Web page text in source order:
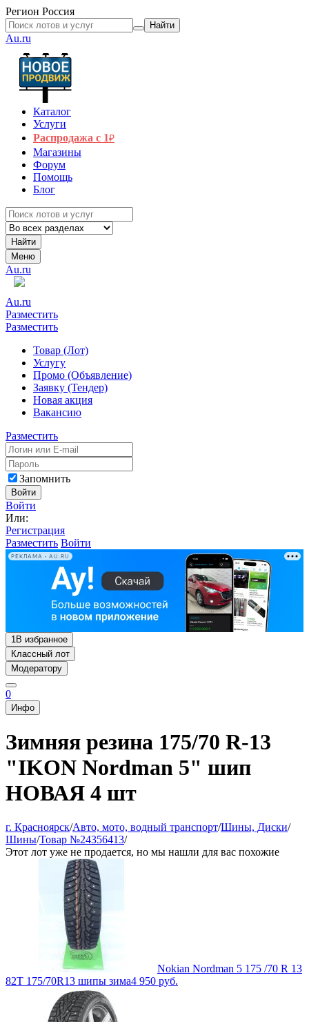
Регион Россия
Найти
Au.ru
Каталог
Услуги
Распродажа с 1₽
Магазины
Форум
Помощь
Блог
Найти
Меню
Au.ru
Au.ru
Разместить
Разместить
Товар (Лот)
Услугу
Промо (Объявление)
Заявку (Тендер)
Новая акция
Вакансию
Разместить
Запомнить
Войти
Войти
Или:
Регистрация
Разместить Войти
РЕКЛАМА • AU.RU
1В избранное
Классный лот
Модератору
0
Инфо
Зимняя резина 175/70 R-13
"IKON Nordman 5" шип
НОВАЯ 4 шт
г. Красноярск/Авто, мото, водный транспорт/Шины, Диски/
Шины/Товар №24356413/
Этот лот уже не продается, но мы нашли для вас похожие
Nokian Nordman 5 175 /70 R 13
82T 175/70R13 шипы зима4 950 руб.